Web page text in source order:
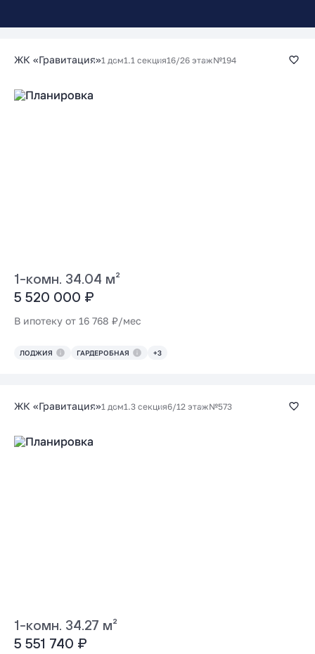
ЖК «Гравитация»1 дом1.1 секция16/26 этаж№194
1-комн. 34.04 м²
5 520 000 ₽
В ипотеку от 16 768 ₽/мес
ЛОДЖИЯ ГАРДЕРОБНАЯ +3
ЖК «Гравитация»1 дом1.3 секция6/12 этаж№573
1-комн. 34.27 м²
5 551 740 ₽